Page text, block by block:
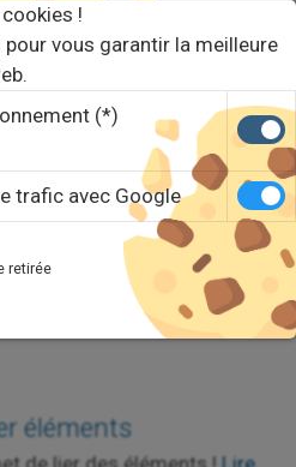
éléments
!
vous garantir la meilleure
(*)
trafic avec Google
retirée